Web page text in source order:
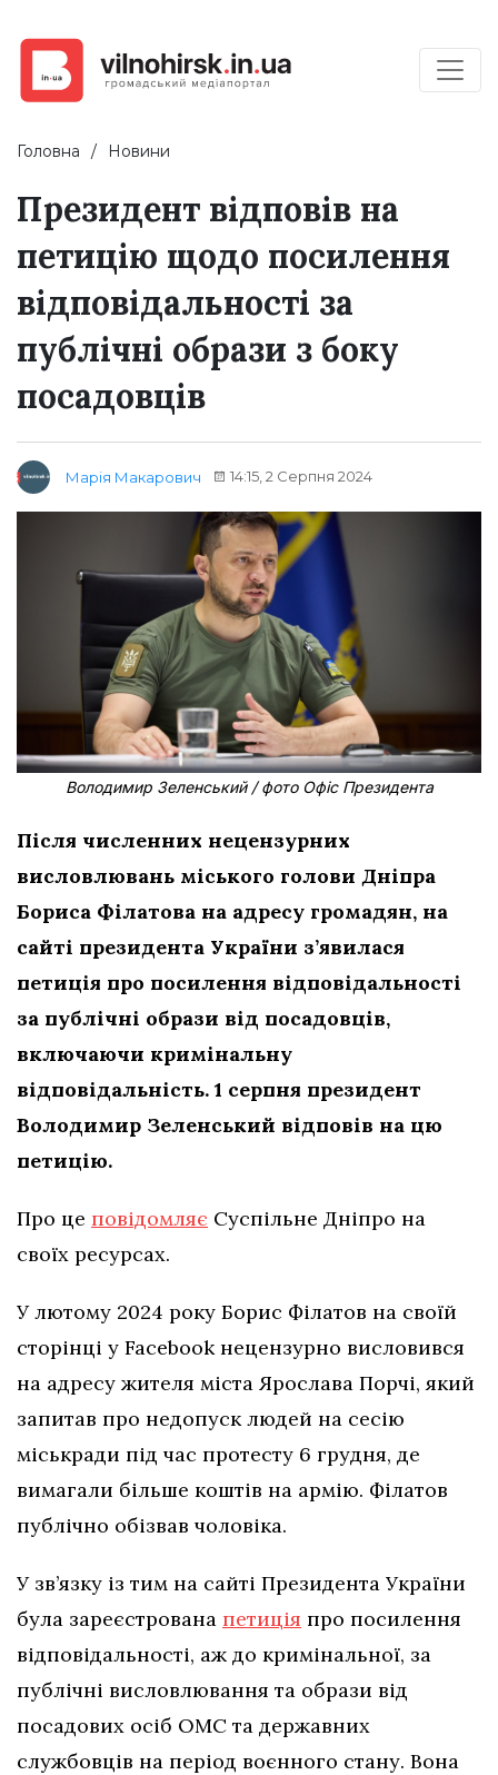
Головна Новини
Президент відповів на
петицію щодо посилення
відповідальності за
публічні образи з боку
посадовців
Марія Макарович 14:15, 2 Серпня 2024
Володимир Зеленський / фото Офіс Президента
Після численних нецензурних
висловлювань міського голови Дніпра
Бориса Філатова на адресу громадян, на
сайті президента України з’явилася
петиція про посилення відповідальності
за публічні образи від посадовців,
включаючи кримінальну
відповідальність. 1 серпня президент
Володимир Зеленський відповів на цю
петицію.
Про це повідомляє Суспільне Дніпро на
своїх ресурсах.
У лютому 2024 року Борис Філатов на своїй
сторінці у Facebook нецензурно висловився
на адресу жителя міста Ярослава Порчі, який
запитав про недопуск людей на сесію
міськради під час протесту 6 грудня, де
вимагали більше коштів на армію. Філатов
публічно обізвав чоловіка.
У зв’язку із тим на сайті Президента України
була зареєстрована петиція про посилення
відповідальності, аж до кримінальної, за
публічні висловлювання та образи від
посадових осіб ОМС та державних
службовців на період воєнного стану. Вона